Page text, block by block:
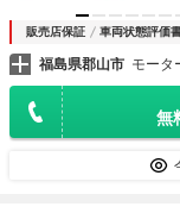
販売店保証 車両状態評価
福島県郡山市 モー
無